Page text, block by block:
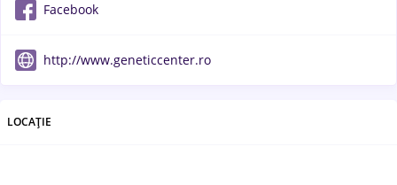
Facebook
http://www.geneticcenter.ro
LOCAȚIE